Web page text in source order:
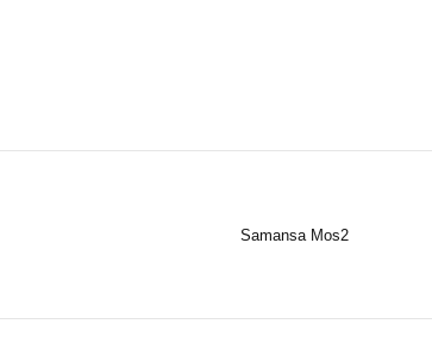
Samansa Mos2